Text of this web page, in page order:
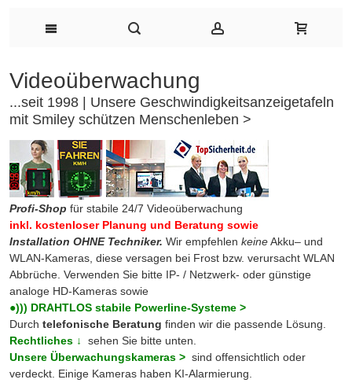
Videoüberwachung
...seit 1998 | Unsere Geschwindigkeitsanzeigetafeln
mit Smiley schützen Menschenleben >
Profi-Shop für stabile 24/7 Videoüberwachung
inkl. kostenloser Planung und Beratung sowie
Installation OHNE Techniker. Wir empfehlen keineAkku– und
WLAN-Kameras, diese versagen bei Frost bzw. verursacht WLAN
Abbrüche. Verwenden Sie bitte IP- / Netzwerk- oder günstige
analoge HD-Kameras sowie
●))) DRAHTLOS stabile Powerline-Systeme >
Durch telefonische Beratung finden wir die passende Lösung.
Rechtliches ↓ sehen Sie bitte unten.
Unsere Überwachungskameras > sind offensichtlich oder
verdeckt. Einige Kameras haben KI-Alarmierung.